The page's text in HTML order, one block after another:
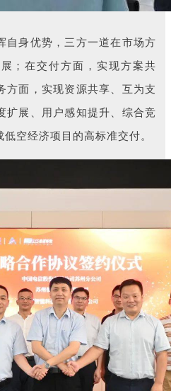
自身优势，三方一道在市场方
；在交付方面，实现方案共
方面，实现资源共享、互为支
扩展、用户感知提升、综合竞
空经济项目的高标准交付。